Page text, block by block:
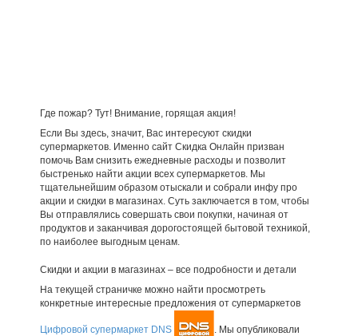
Где пожар? Тут! Внимание, горящая акция!
Если Вы здесь, значит, Вас интересуют скидки
супермаркетов. Именно сайт Скидка Онлайн призван
помочь Вам снизить ежедневные расходы и позволит
быстренько найти акции всех супермаркетов. Мы
тщательнейшим образом отыскали и собрали инфу про
акции и скидки в магазинах. Суть заключается в том, чтобы
Вы отправлялись совершать свои покупки, начиная от
продуктов и заканчивая дорогостоящей бытовой техникой,
по наиболее выгодным ценам.
Скидки и акции в магазинах – все подробности и детали
На текущей страничке можно найти просмотреть
конкретные интересные предложения от супермаркетов
Цифровой супермаркет DNS . Мы опубликовали